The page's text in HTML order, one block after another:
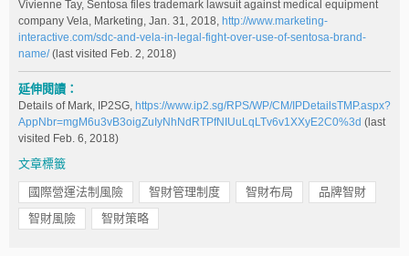
Vivienne Tay, Sentosa files trademark lawsuit against medical equipment
company Vela, Marketing, Jan. 31, 2018, http://www.marketing-
interactive.com/sdc-and-vela-in-legal-fight-over-use-of-sentosa-brand-
name/(last visited Feb. 2, 2018)
延伸閱讀：
Details of Mark, IP2SG, https://www.ip2.sg/RPS/WP/CM/IPDetailsTMP.aspx?
AppNbr=mgM6u3vB3oigZuIyNhNdRTPfNIUuLqLTv6v1XXyE2C0%3d (last
visited Feb. 6, 2018)
文章標籤
國際營運法制風險 智財管理制度 智財布局
品牌智財
智財風險
智財策略